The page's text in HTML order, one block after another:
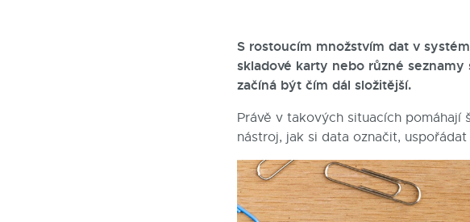
S rostoucím množstvím dat v
skladové karty nebo různé
začíná být čím dál složitější.
Právě v takových situacích pomáhají
nástroj, jak si data označit,